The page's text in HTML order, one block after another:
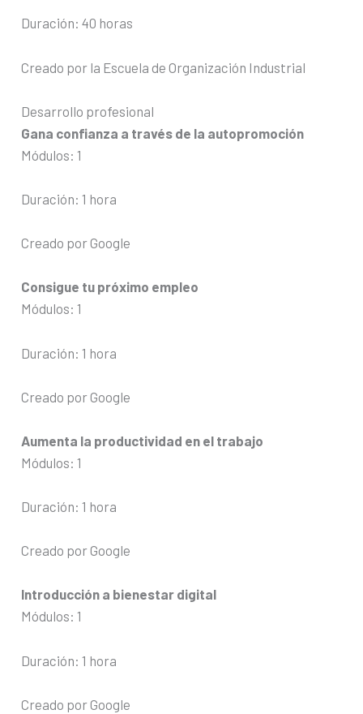
Duración: 40 horas
Creado por la Escuela de Organización Industrial
Desarrollo profesional
Gana confianza a través de la autopromoción
Módulos: 1
Duración: 1 hora
Creado por Google
Consigue tu próximo empleo
Módulos: 1
Duración: 1 hora
Creado por Google
Aumenta la productividad en el trabajo
Módulos: 1
Duración: 1 hora
Creado por Google
Introducción a bienestar digital
Módulos: 1
Duración: 1 hora
Creado por Google